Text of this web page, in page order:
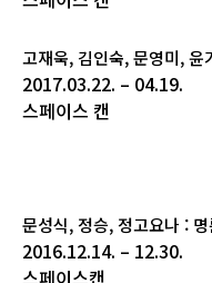
고재욱, 김인숙, 문영미, 윤
2017.03.22. – 04.19.
스페이스 캔
문성식, 정승, 정고요나 :
2016.12.14. – 12.30.
스페이스캔